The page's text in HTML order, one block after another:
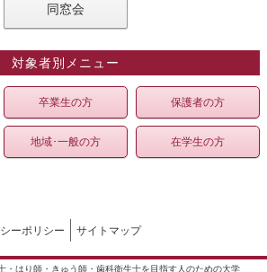
同窓会
対象者別メニュー
卒業生の方 保護者の方
地域･一般の方 在学生の方
ーポリシー サイトマップ
・はり師・きゅう師・歯科衛生士を目指す人のための大学